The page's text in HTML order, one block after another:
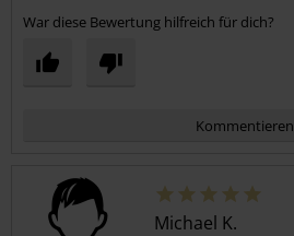
War diese Bewertung hilfreich für dich?
Kommentieren
Michael K.